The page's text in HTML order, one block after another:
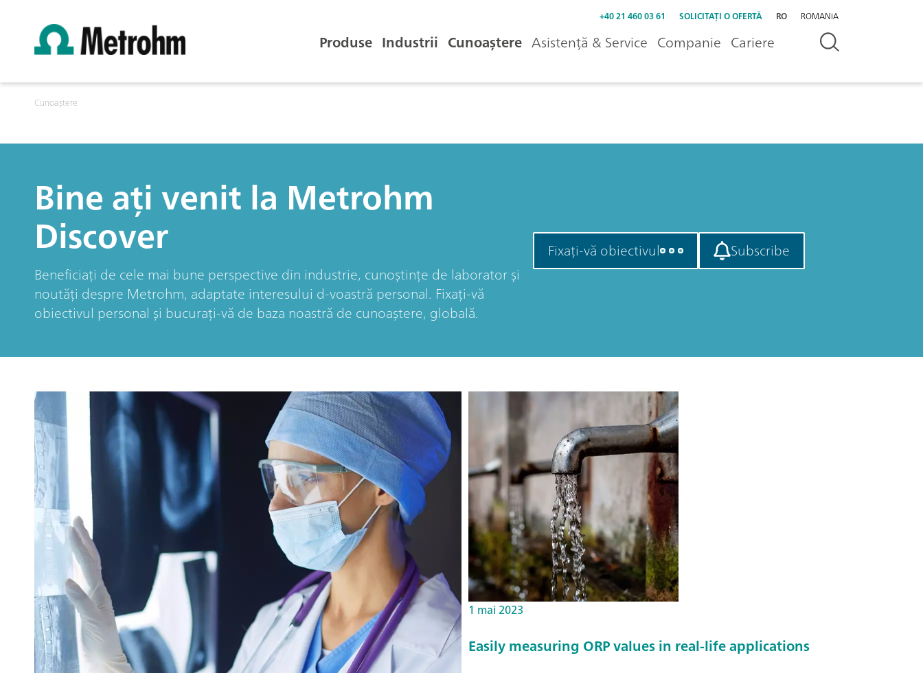
+40 21 460 03 61 SOLICITAȚI O OFERTĂ RO ROMANIA
Produse Industrii Cunoaștere Asistență & Service Companie Cariere
Cunoaștere
Bine ați venit la Metrohm
Discover
Beneficiați de cele mai bune perspective din industrie, cunoștințe de laborator și
noutăți despre Metrohm, adaptate interesului d-voastră personal. Fixați-vă
obiectivul personal și bucurați-vă de baza noastră de cunoaștere, globală.
Fixați-vă obiectivul Subscribe
1 mai 2023
Easily measuring ORP values in real-life applications